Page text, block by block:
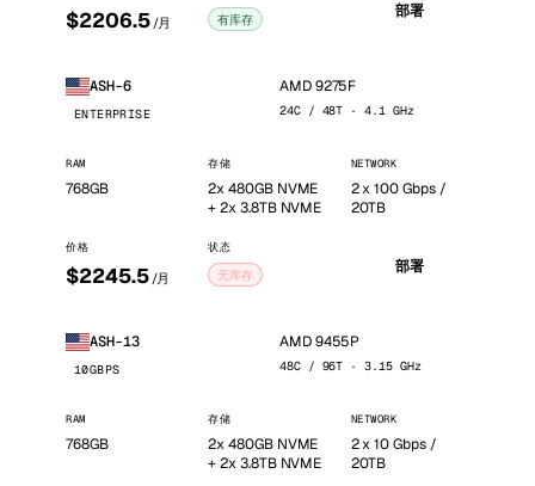
$2206.5 /月 有库存 部署
ASH-6
ENTERPRISE
AMD 9275F
24C / 48T · 4.1 GHz
RAM
768GB
存储
2x 480GB NVME
+ 2x 3.8TB NVME
NETWORK
2 x 100 Gbps /
20TB
价格
$2245.5 /月
状态
无库存 部署
ASH-13
10GBPS
AMD 9455P
48C / 96T · 3.15 GHz
RAM
768GB
存储
2x 480GB NVME
+ 2x 3.8TB NVME
NETWORK
2 x 10 Gbps /
20TB